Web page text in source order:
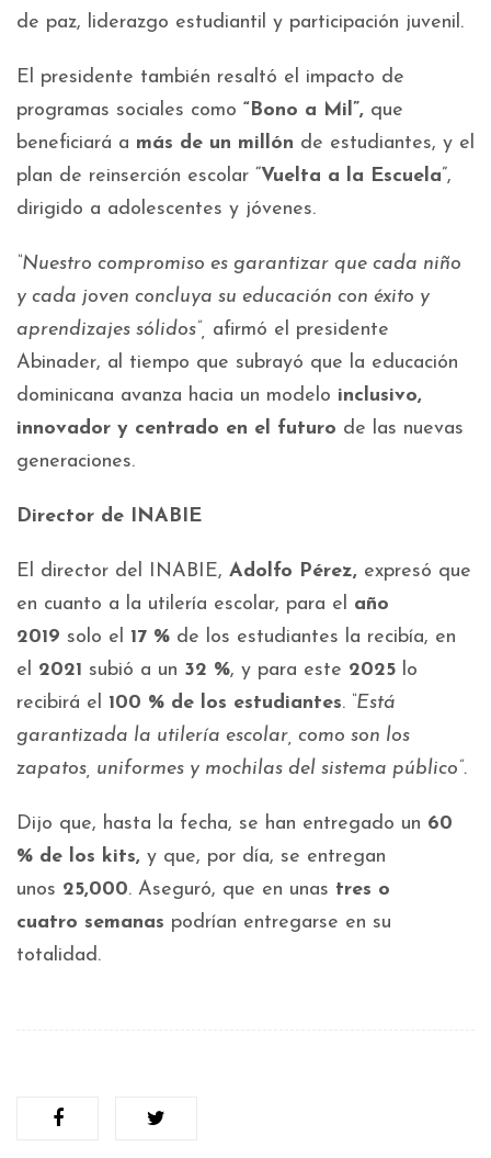
de paz, liderazgo estudiantil y participación juvenil.
El presidente también resaltó el impacto de
programas sociales como “Bono a Mil”, que
beneficiará a más de un millón de estudiantes, y el
plan de reinserción escolar “Vuelta a la Escuela”,
dirigido a adolescentes y jóvenes.
“Nuestro compromiso es garantizar que cada niño
y cada joven concluya su educación con éxito y
aprendizajes sólidos”,
afirmó el presidente
Abinader, al tiempo que subrayó que la educación
dominicana avanza hacia un modelo inclusivo,
innovador y centrado en el futuro de las nuevas
generaciones.
Director de INABIE
El director del INABIE, Adolfo Pérez, expresó que
en cuanto a la utilería escolar, para el año
2019 solo el 17 % de los estudiantes la recibía, en
el 2021 subió a un 32 %, y para este 2025 lo
recibirá el 100 % de los estudiantes. “Está
garantizada la utilería escolar, como son los
zapatos, uniformes y mochilas del sistema público”.
Dijo que, hasta la fecha, se han entregado un 60
% de los kits, y que, por día, se entregan
unos 25,000. Aseguró, que en unas tres o
cuatro semanas podrían entregarse en su
totalidad.